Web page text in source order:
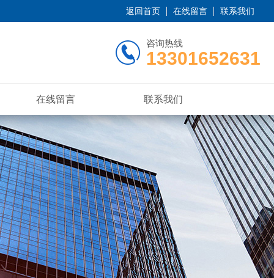
返回首页 在线留言 联系我们
咨询热线
13301652631
在线留言 联系我们